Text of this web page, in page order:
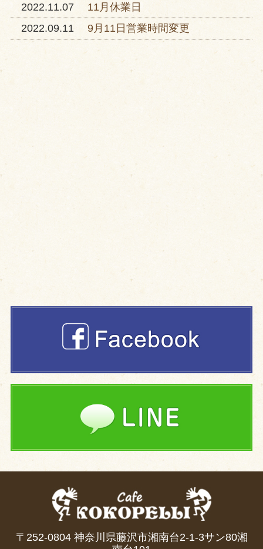
2022.11.07
11月休業日
2022.09.11
9月11日営業時間変更
〒252-0804 神奈川県藤沢市湘南台2-1-3サン80湘